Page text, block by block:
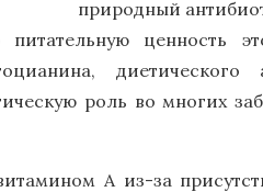
природный
питательную ценность
диетического
роль во многих
А из-за